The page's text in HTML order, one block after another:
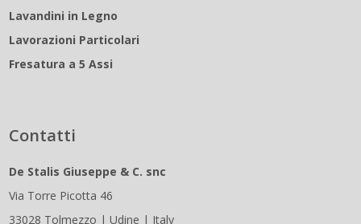
Lavandini in Legno
Lavorazioni Particolari
Fresatura a 5 Assi
Contatti
De Stalis Giuseppe & C. snc
Via Torre Picotta 46
33028 Tolmezzo | Udine | Italy